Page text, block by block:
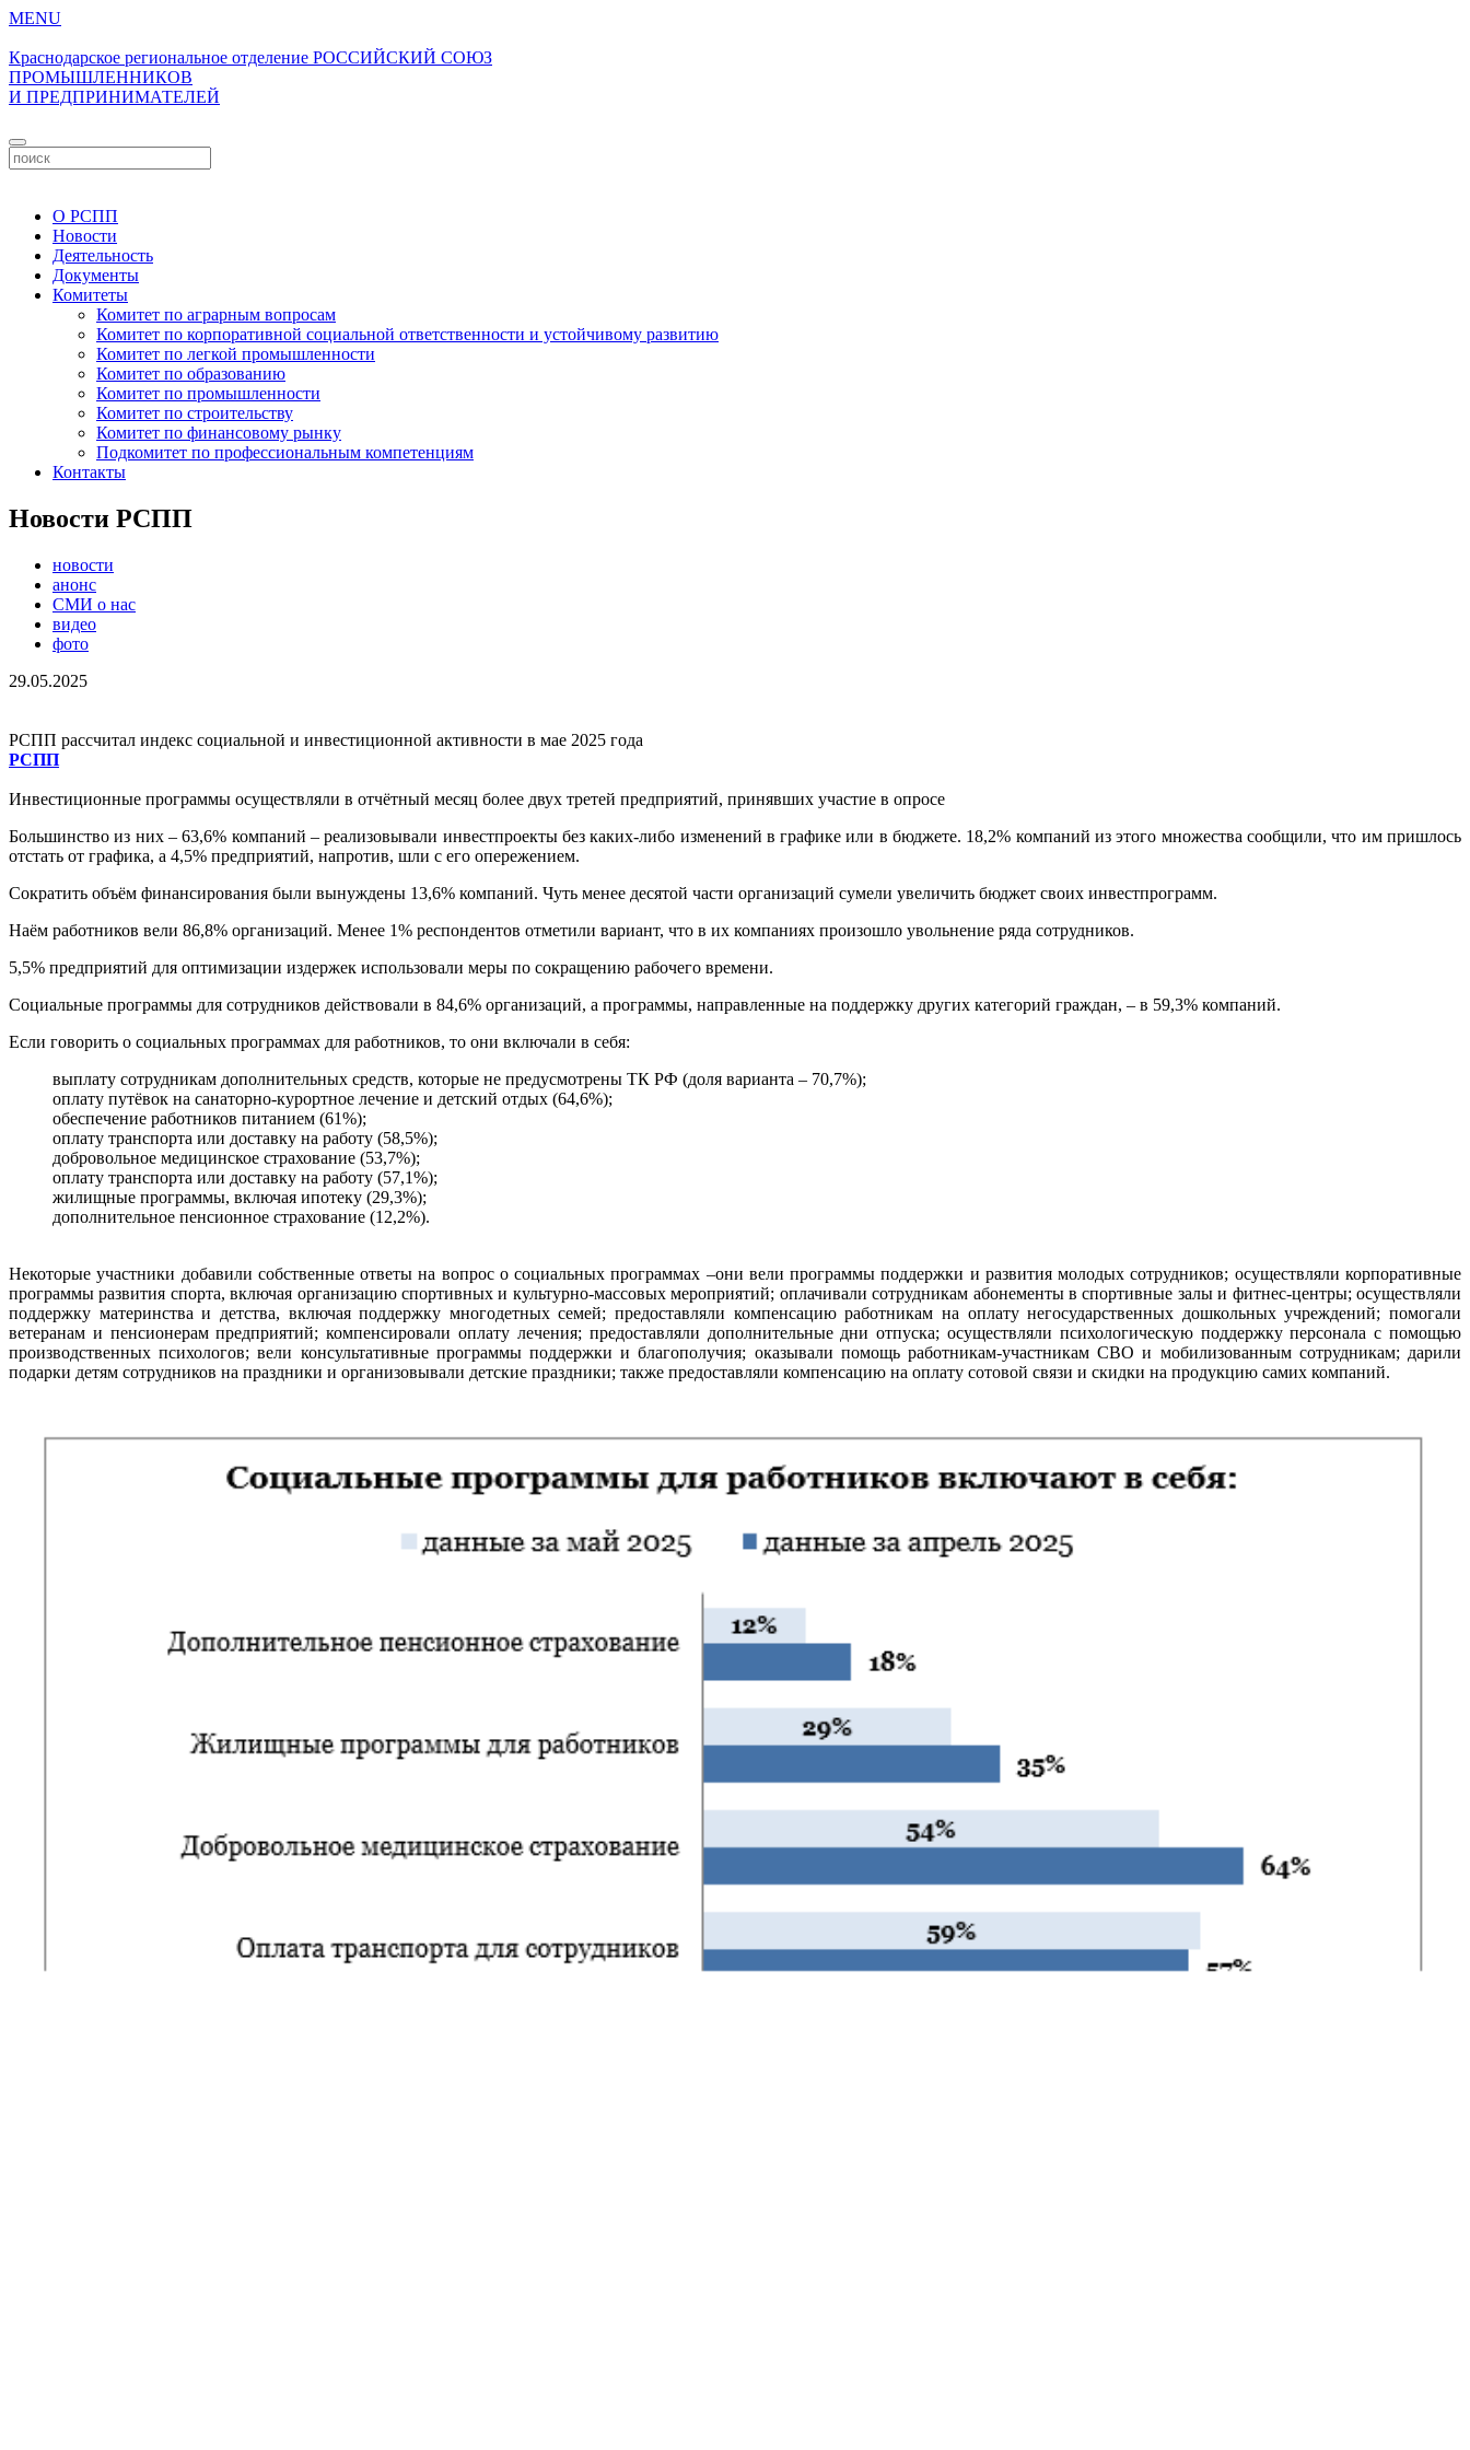
MENU
Краснодарское региональное отделение РОССИЙСКИЙ СОЮЗ
ПРОМЫШЛЕННИКОВ
И ПРЕДПРИНИМАТЕЛЕЙ
О РСПП
Новости
Деятельность
Документы
Комитеты
Комитет по аграрным вопросам
Комитет по корпоративной социальной ответственности и устойчивому развитию
Комитет по легкой промышленности
Комитет по образованию
Комитет по промышленности
Комитет по строительству
Комитет по финансовому рынку
Подкомитет по профессиональным компетенциям
Контакты
Новости РСПП
новости
анонс
СМИ о нас
видео
фото
29.05.2025
РСПП рассчитал индекс социальной и инвестиционной активности в мае 2025 года
РСПП
Инвестиционные программы осуществляли в отчётный месяц более двух третей предприятий, принявших участие в опросе
Большинство из них – 63,6% компаний – реализовывали инвестпроекты без каких-либо изменений в графике или в бюджете. 18,2% компаний из этого множества сообщили, что им пришлось
отстать от графика, а 4,5% предприятий, напротив, шли с его опережением.
Сократить объём финансирования были вынуждены 13,6% компаний. Чуть менее десятой части организаций сумели увеличить бюджет своих инвестпрограмм.
Наём работников вели 86,8% организаций. Менее 1% респондентов отметили вариант, что в их компаниях произошло увольнение ряда сотрудников.
5,5% предприятий для оптимизации издержек использовали меры по сокращению рабочего времени.
Социальные программы для сотрудников действовали в 84,6% организаций, а программы, направленные на поддержку других категорий граждан, – в 59,3% компаний.
Если говорить о социальных программах для работников, то они включали в себя:
выплату сотрудникам дополнительных средств, которые не предусмотрены ТК РФ (доля варианта – 70,7%);
оплату путёвок на санаторно-курортное лечение и детский отдых (64,6%);
обеспечение работников питанием (61%);
оплату транспорта или доставку на работу (58,5%);
добровольное медицинское страхование (53,7%);
оплату транспорта или доставку на работу (57,1%);
жилищные программы, включая ипотеку (29,3%);
дополнительное пенсионное страхование (12,2%).
Некоторые участники добавили собственные ответы на вопрос о социальных программах –они вели программы поддержки и развития молодых сотрудников; осуществляли корпоративные
программы развития спорта, включая организацию спортивных и культурно-массовых мероприятий; оплачивали сотрудникам абонементы в спортивные залы и фитнес-центры; осуществляли
поддержку материнства и детства, включая поддержку многодетных семей; предоставляли компенсацию работникам на оплату негосударственных дошкольных учреждений; помогали
ветеранам и пенсионерам предприятий; компенсировали оплату лечения; предоставляли дополнительные дни отпуска; осуществляли психологическую поддержку персонала с помощью
производственных психологов; вели консультативные программы поддержки и благополучия; оказывали помощь работникам-участникам СВО и мобилизованным сотрудникам; дарили
подарки детям сотрудников на праздники и организовывали детские праздники; также предоставляли компенсацию на оплату сотовой связи и скидки на продукцию самих компаний.